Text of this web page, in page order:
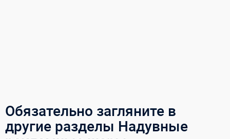
Обязательно загляните в
другие разделы Надувные